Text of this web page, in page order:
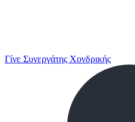
Γίνε Συνεργάτης Χονδρικής